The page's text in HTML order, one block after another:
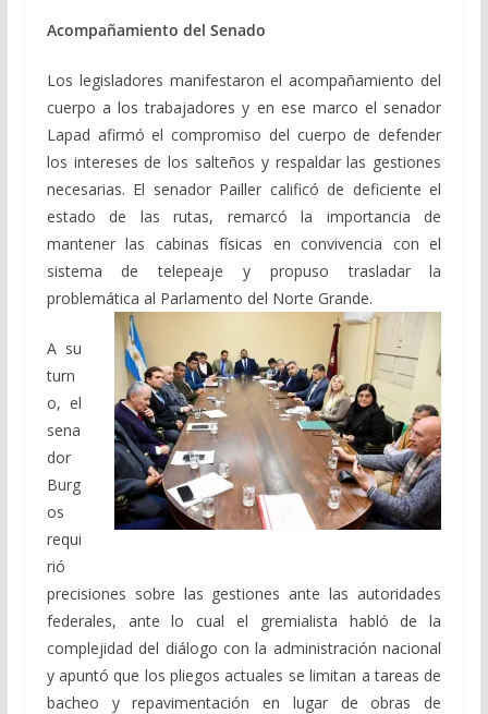
Acompañamiento del Senado
Los legisladores manifestaron el acompañamiento del
cuerpo a los trabajadores y en ese marco el senador
Lapad afirmó el compromiso del cuerpo de defender
los intereses de los salteños y respaldar las gestiones
necesarias. El senador Pailler calificó de deficiente el
estado de las rutas, remarcó la importancia de
mantener las cabinas físicas en convivencia con el
sistema de telepeaje y propuso trasladar la
problemática al Parlamento del Norte Grande.
A su
turn
o, el
sena
dor
Burg
os
requi
rió
precisiones sobre las gestiones ante las autoridades
federales, ante lo cual el gremialista habló de la
complejidad del diálogo con la administración nacional
y apuntó que los pliegos actuales se limitan a tareas de
bacheo y repavimentación en lugar de obras de